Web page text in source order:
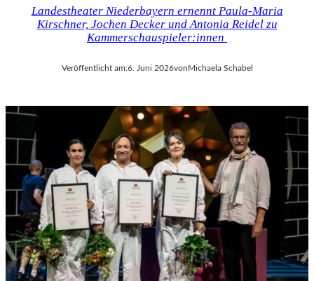
Landestheater Niederbayern ernennt Paula-Maria
Kirschner, Jochen Decker und Antonia Reidel zu
Kammerschauspieler:innen
Veröffentlicht am:6. Juni 2026von Michaela Schabel